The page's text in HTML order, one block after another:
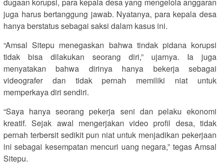
juga harus bertanggung jawab. Nyatanya, para kepala desa
hanya berstatus sebagai saksi dalam kasus ini.
“Amsal Sitepu menegaskan bahwa tindak pidana korupsi
tidak bisa dilakukan seorang diri,” ujarnya. Ia juga
menyatakan bahwa dirinya hanya bekerja sebagai
videografer dan tidak pernah memiliki niat untuk
memperkaya diri sendiri.
“Saya hanya seorang pekerja seni dan pelaku ekonomi
kreatif. Sejak awal mengerjakan video profil desa, tidak
pernah terbersit sedikit pun niat untuk menjadikan pekerjaan
ini sebagai kesempatan mencuri uang negara,” tegas Amsal
Sitepu.